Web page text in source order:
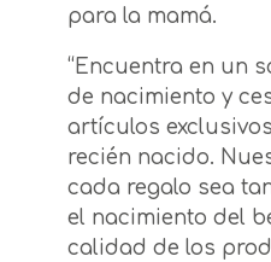
para la mamá.
“Encuentra en un
de nacimiento y
artículos
recién nacido.
cada regalo sea
el nacimiento del
calidad de los